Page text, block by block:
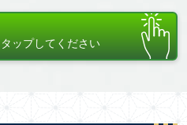
ップしてください